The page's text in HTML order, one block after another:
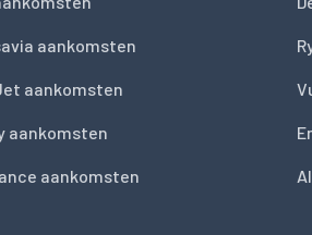
aankomsten
aankomsten
aankomsten
aankomsten